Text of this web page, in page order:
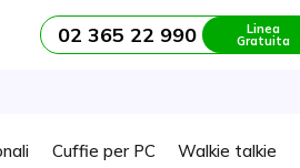
02 365 22 990 Linea
Gratuita
Cuffie per PC Walkie talkie